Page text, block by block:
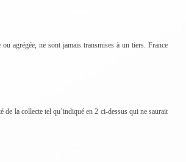
agrégée, ne sont jamais transmises à un tiers. France
la collecte tel qu’indiqué en 2 ci-dessus qui ne saurait